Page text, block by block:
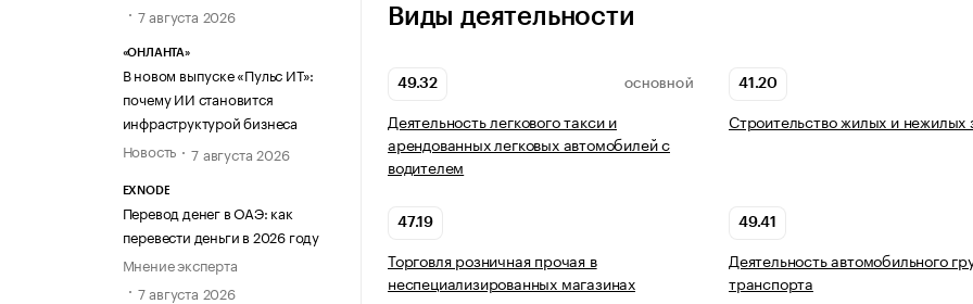
7 августа 2026
«ОНЛАНТА»
В новом выпуске «Пульс ИТ»:
почему ИИ становится
инфраструктурой бизнеса
Новость
7 августа 2026
EXNODE
Перевод денег в ОАЭ: как
перевести деньги в 2026 году
Мнение эксперта
7 августа 2026
Виды деятельности
49.32 ОСНОВНОЙ
Деятельность легкового такси и
арендованных легковых автомобилей с
водителем
41.20
Строительство жилых и нежилых
47.19
Торговля розничная прочая в
неспециализированных магазинах
49.41
Деятельность автомобильного
транспорта